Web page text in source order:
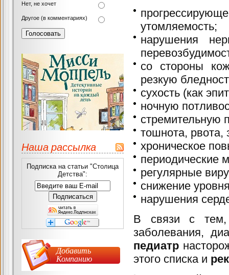
утомляемость;
нарушения
со стороны
резкую
сухость (как
ночную
стремительную
тошнота, рвота,
хроническое
периодические
регулярные
снижение
нарушения
В связи с тем,
заболевания,
педиатр
этого списка и
Нет, не хочет
Другое (в комментариях)
Наша рассылка
Подписка на статьи "Столица
Детства":
Добавить
Компанию